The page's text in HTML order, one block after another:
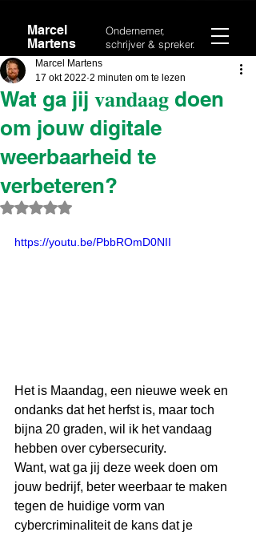
Marcel
Martens
Ondernemer,
schrijver & spreker.
Wat ga jij 𝐯𝐚𝐧𝐝𝐚𝐚𝐠 doen
om jouw digitale
weerbaarheid te
verbeteren?
Marcel Martens
17 okt 2022 2 minuten om te lezen
Beoordeeld met NaN uit 5 sterren.
https://youtu.be/PbbROmD0NII
Het is Maandag, een nieuwe week en
ondanks dat het herfst is, maar toch
bijna 20 graden, wil ik het vandaag
hebben over cybersecurity.
Want, wat ga jij deze week doen om
jouw bedrijf, beter weerbaar te maken
tegen de huidige vorm van
cybercriminaliteit de kans dat je